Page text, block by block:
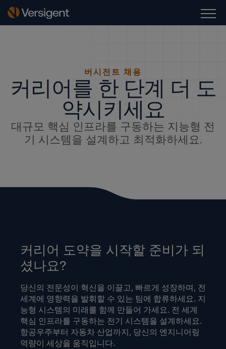
버시전트 채용
커리어를 한 단계 더 도
약시키세요
대규모 핵심 인프라를 구동하는 지능형 전
기 시스템을 설계하고 최적화하세요.
커리어 도약을 시작할 준비가 되
셨나요?
당신의 전문성이 혁신을 이끌고, 빠르게 성장하며, 전
세계에 영향력을 발휘할 수 있는 팀에 합류하세요. 지
능형 시스템의 미래를 함께 만들어 가세요. 전 세계
핵심 인프라를 구동하는 전기 시스템을 설계하세요.
항공우주부터 자동차 산업까지, 당신의 엔지니어링
역량이 세상을 움직입니다.